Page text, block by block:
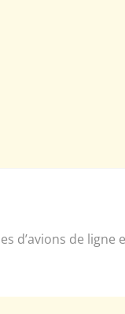
d’avions de